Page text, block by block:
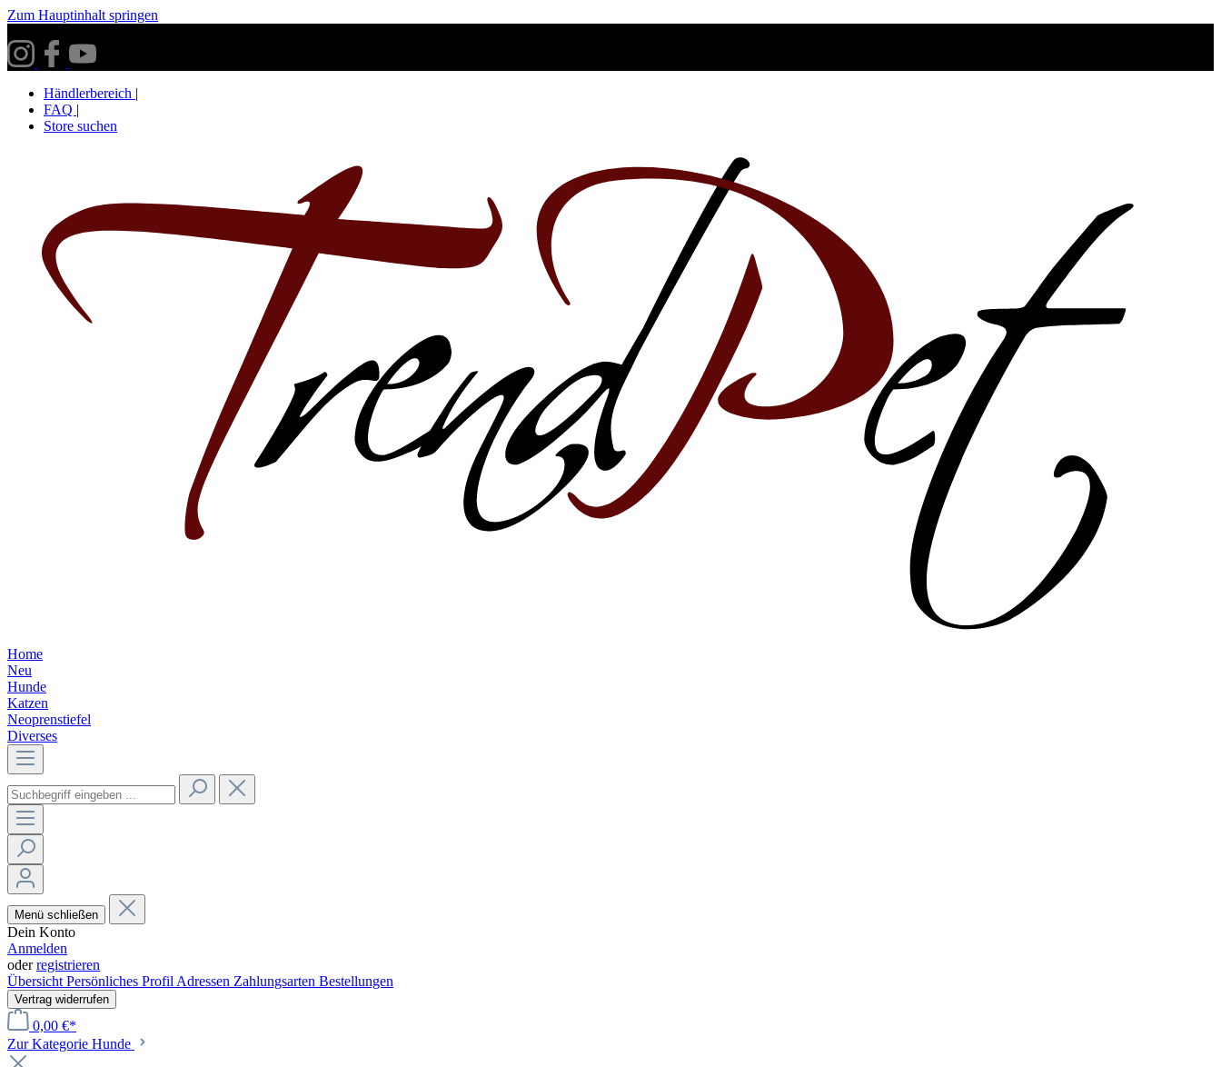
Zum Hauptinhalt springen
Händlerbereich |
FAQ |
Store suchen
Home
Neu
Hunde
Katzen
Neoprenstiefel
Diverses
Menü schließen
Dein Konto
Anmelden
oderregistrieren
ÜbersichtPersönliches ProfilAdressen Zahlungsarten Bestellungen
Vertrag widerrufen
0,00 €*
Zur Kategorie Hunde